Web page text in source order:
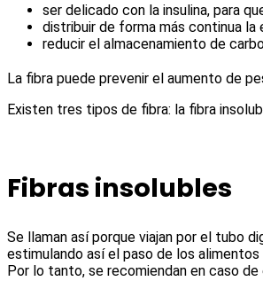
ser delicado con la insulina, para
distribuir de forma más continua
reducir el almacenamiento de
La fibra puede prevenir el aumento de
Existen tres tipos de fibra: la fibra
Fibras insolubles
Se llaman así porque viajan por el tubo
estimulando así el paso de los
Por lo tanto, se recomiendan en caso